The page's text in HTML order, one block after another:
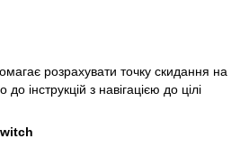
розрахувати точку скидання на
до інструкцій з навігацією до цілі